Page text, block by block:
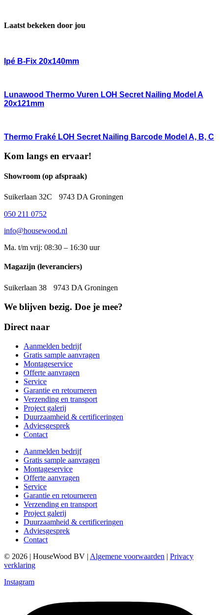
Laatst bekeken door jou
Ipé B-Fix 20x140mm
Lunawood Thermo Vuren LOH Secret Nailing Model A
20x121mm
Thermo Fraké LOH Secret Nailing Barcode Model A, B, C
Kom langs en ervaar!
Showroom (op afspraak)
Suikerlaan 32C 9743 DA Groningen
050 211 0752
info@housewood.nl
Ma. t/m vrij: 08:30 – 16:30 uur
Magazijn (leveranciers)
Suikerlaan 38 9743 DA Groningen
We blijven bezig. Doe je mee?
Direct naar
Aanmelden bedrijf
Gratis sample aanvragen
Montageservice
Offerte aanvragen
Service
Garantie en retourneren
Verzending en transport
Project galerij
Duurzaamheid & certificeringen
Adviesgesprek
Contact
Aanmelden bedrijf
Gratis sample aanvragen
Montageservice
Offerte aanvragen
Service
Garantie en retourneren
Verzending en transport
Project galerij
Duurzaamheid & certificeringen
Adviesgesprek
Contact
© 2026 | HouseWood BV | Algemene voorwaarden | Privacy
verklaring
Instagram